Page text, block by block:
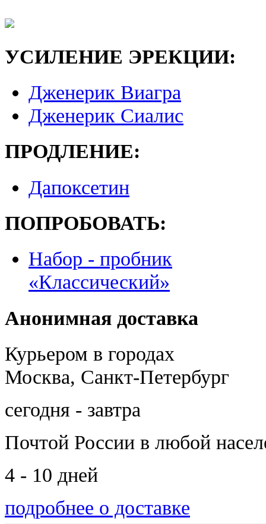
УСИЛЕНИЕ ЭРЕКЦИИ:
Дженерик Виагра
Дженерик Сиалис
ПРОДЛЕНИЕ:
Дапоксетин
ПОПРОБОВАТЬ:
Набор - пробник
«Классический»
Анонимная доставка
Курьером в городах
Москва, Санкт-Петербург
сегодня - завтра
Почтой России в любой
4 - 10 дней
подробнее о доставке